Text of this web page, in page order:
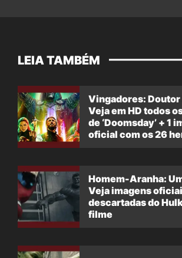
LEIA TAMBÉM
Vingadores: Doutor
Veja em HD todos
de ‘Doomsday’ + 1
oficial com os 26
Homem-Aranha:
Veja imagens
descartadas do
filme